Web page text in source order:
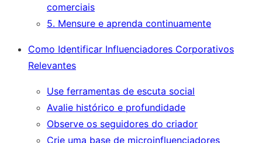
comerciais
5. Mensure e aprenda continuamente
Como Identificar Influenciadores Corporativos
Relevantes
Use ferramentas de escuta social
Avalie histórico e profundidade
Observe os seguidores do criador
Crie uma base de microinfluenciadores